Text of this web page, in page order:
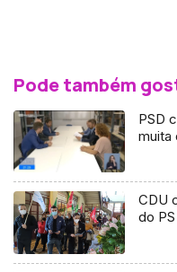
Pode também
PSD
muita
CDU
do